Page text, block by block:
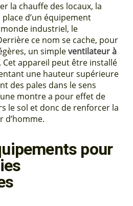
la chauffe des locaux, la
d’un équipement
industriel, le
ce nom se cache, pour
un simpleventilateur à
Cet appareil peut être installé
une hauteur supérieure
des pales dans le sens
montre a pour effet de
le sol et donc de renforcer la
d’homme.
pour